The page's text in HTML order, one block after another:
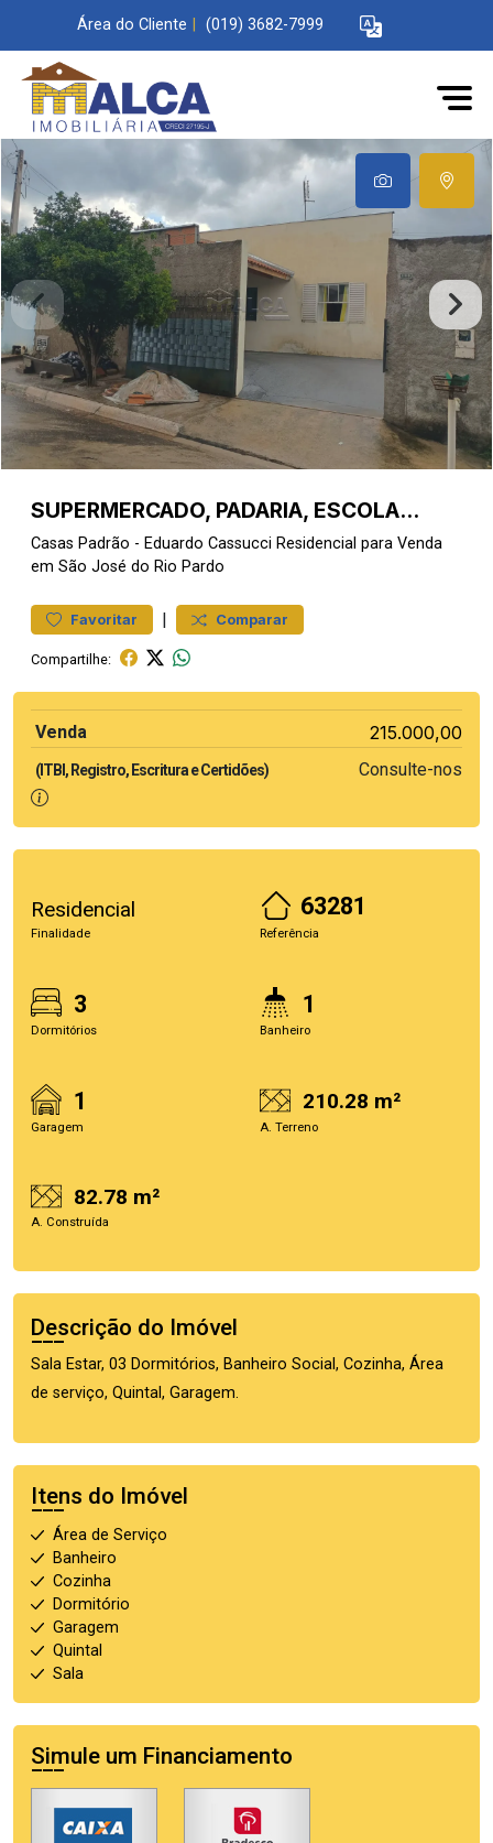
Área do Cliente (019) 3682-7999
SUPERMERCADO, PADARIA, ESCOLA...
Casas Padrão - Eduardo Cassucci Residencial para Venda
em São José do Rio Pardo
Favoritar | Comparar
Compartilhe:
Venda 215.000,00
(ITBI, Registro, Escritura e Certidões) Consulte-nos
Residencial
Finalidade
63281
Referência
3
Dormitórios
1
Banheiro
1
Garagem
210.28 m²
A. Terreno
82.78 m²
A. Construída
Descrição do Imóvel
Sala Estar, 03 Dormitórios, Banheiro Social, Cozinha, Área
de serviço, Quintal, Garagem.
Itens do Imóvel
Área de Serviço
Banheiro
Cozinha
Dormitório
Garagem
Quintal
Sala
Simule um Financiamento